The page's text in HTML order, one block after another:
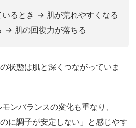
いるとき → 肌が荒れやすくなる
→ 肌の回復力が落ちる
状態は肌と深くつながっていま
ンバランスの変化も重なり、
に調子が安定しない」と感じやす